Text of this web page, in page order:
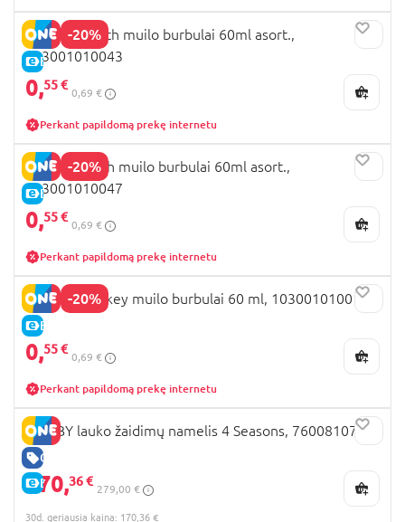
-20%
E-KAINA
DULCOP Stitch muilo burbulai 60ml asort.,
103001010043
0,55 €
0,69 €
Perkant papildomą prekę internetu
-20%
E-KAINA
DULCOP Wish muilo burbulai 60ml asort.,
103001010047
0,55 €
0,69 €
Perkant papildomą prekę internetu
-20%
E-KAINA
DULCOP Mickey muilo burbulai 60 ml, 103001010010
0,55 €
0,69 €
Perkant papildomą prekę internetu
GERA KAINA
E-KAINA
SMOBY lauko žaidimų namelis 4 Seasons, 7600810731
170,36 €
279,00 €
30d. geriausia kaina: 170,36 €